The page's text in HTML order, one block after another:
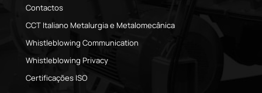
Contactos
CCT Italiano Metalurgia e Metalomecânica
Whistleblowing Communication
Whistleblowing Privacy
Certificações ISO